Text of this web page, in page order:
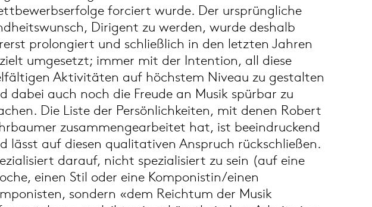
forciert wurde. Der ursprüngliche
Dirigent zu werden, wurde deshalb
prolongiert und schließlich in den letzten Jahren
umgesetzt; immer mit der Intention, all diese
Aktivitäten auf höchstem Niveau zu gestalten
dabei auch noch die Freude an Musik spürbar zu
Die Liste der Persönlichkeiten, mit denen Robert
zusammengearbeitet hat, ist beeindruckend
lässt auf diesen qualitativen Anspruch rückschließen.
darauf, nicht spezialisiert zu sein (auf eine
einen Stil oder eine Komponistin/einen
sondern «dem Reichtum der Musik